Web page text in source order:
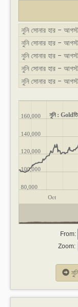
নুনি সোনার হার -
নুনি সোনার হার -
নুনি সোনার হার -
নুনি সোনার হার -
নুনি সোনার হার -
নুনি :
Oct
80,000
100,000
120,000
140,000
160,000
From:
Zoom: